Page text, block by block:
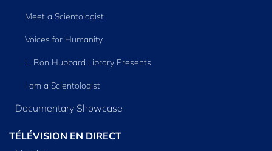
Meet a Scientologist
Voices for Humanity
L. Ron Hubbard Library Presents
I am a Scientologist
Documentary Showcase
TÉLÉVISION EN DIRECT